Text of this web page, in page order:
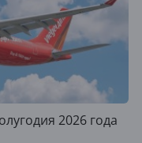
2026 года